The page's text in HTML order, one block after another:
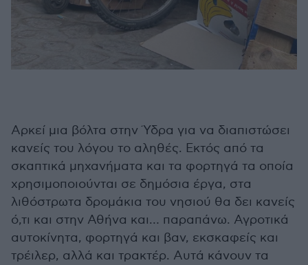
Αρκεί μια βόλτα στην Ύδρα για να διαπιστώσει
κανείς του λόγου το αληθές. Εκτός από τα
σκαπτικά μηχανήματα και τα φορτηγά τα οποία
χρησιμοποιούνται σε δημόσια έργα, στα
λιθόστρωτα δρομάκια του νησιού θα δει κανείς
ό,τι και στην Αθήνα και… παραπάνω. Αγροτικά
αυτοκίνητα, φορτηγά και βαν, εκσκαφείς και
τρέιλερ, αλλά και τρακτέρ. Αυτά κάνουν τα